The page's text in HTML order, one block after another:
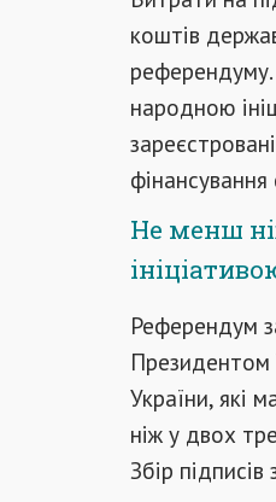
коштів
референдуму.
народною
фінансування
Не менш
Референдум
Президентом
України, які
ніж у двох
Збір підписів